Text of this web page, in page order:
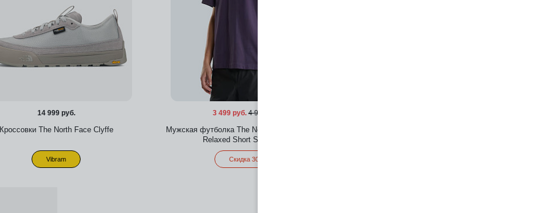
14 999 руб.
Кроссовки The North Face Clyffe
Vibram
3 499 руб. 4 999 руб.
Мужская футболка The North Face Logo Twist
Relaxed Short Sleeve Tee
Скидка 30%